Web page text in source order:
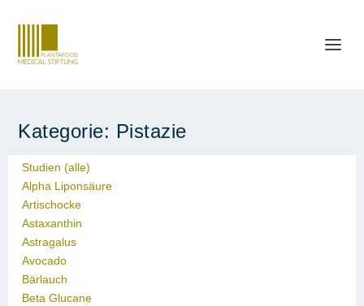
Kategorie: Pistazie
Studien (alle)
Alpha Liponsäure
Artischocke
Astaxanthin
Astragalus
Avocado
Bärlauch
Beta Glucane